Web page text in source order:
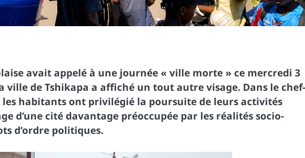
avait appelé à une journée « ville morte » ce mercredi 3
ville de Tshikapa a affiché un tout autre visage. Dans le chef-
les habitants ont privilégié la poursuite de leurs activités
d’une cité davantage préoccupée par les réalités socio-
d’ordre politiques.